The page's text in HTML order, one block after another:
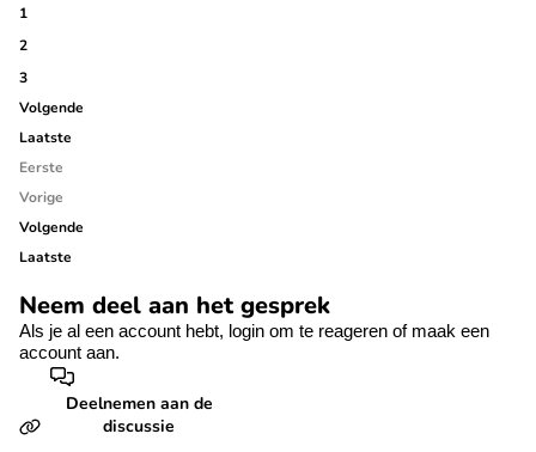
1
2
3
Volgende
Laatste
Eerste
Vorige
Volgende
Laatste
Neem deel aan het gesprek
Als je al een account hebt, login om te reageren of maak een
account aan.
Deelnemen aan de
discussie